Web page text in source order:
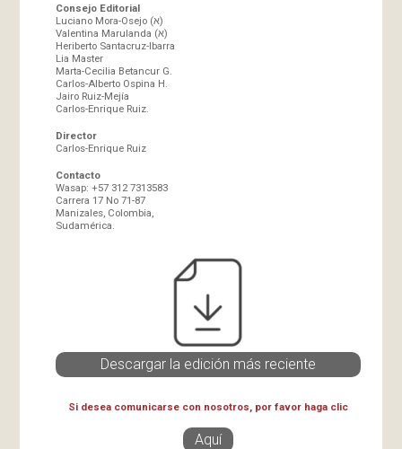
Consejo Editorial
Luciano Mora-Osejo (א)
Valentina Marulanda (א)
Heriberto Santacruz-Ibarra
Lia Master
Marta-Cecilia Betancur G.
Carlos-Alberto Ospina H.
Jairo Ruiz-Mejía
Carlos-Enrique Ruiz.
Director
Carlos-Enrique Ruiz
Contacto
Wasap: +57 312 7313583
Carrera 17 No 71-87
Manizales, Colombia,
Sudamérica.
Descargar la edición más reciente
Si desea comunicarse con nosotros, por favor haga clic
Aquí